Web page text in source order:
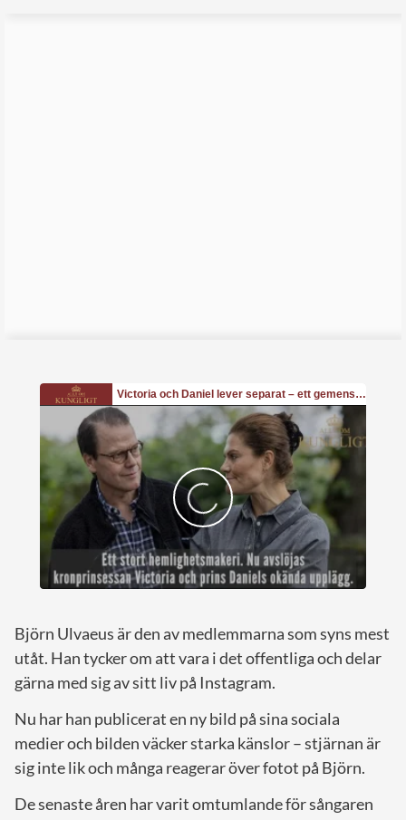
Björn Ulvaeus är den av medlemmarna som syns mest
utåt. Han tycker om att vara i det offentliga och delar
gärna med sig av sitt liv på Instagram.
Nu har han publicerat en ny bild på sina sociala
medier och bilden väcker starka känslor – stjärnan är
sig inte lik och många reagerar över fotot på Björn.
De senaste åren har varit omtumlande för sångaren